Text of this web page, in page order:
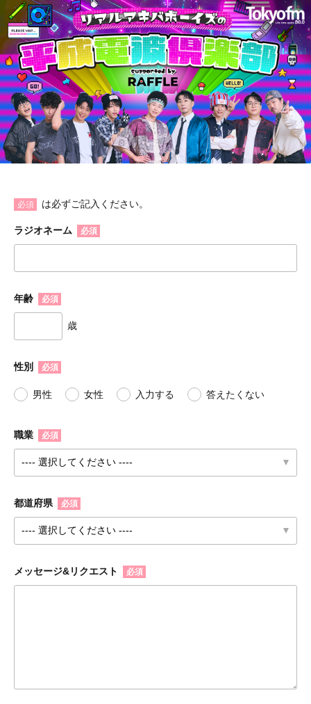
必須 は必ずご記入ください。
ラジオネーム 必須
年齢 必須
歳
性別 必須
男性 女性 入力する 答えたくない
職業 必須
都道府県 必須
メッセージ&リクエスト 必須